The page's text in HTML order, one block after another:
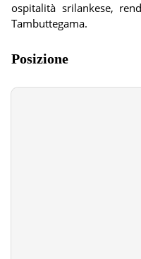
ospitalità srilankese,
Tambuttegama.
Posizione